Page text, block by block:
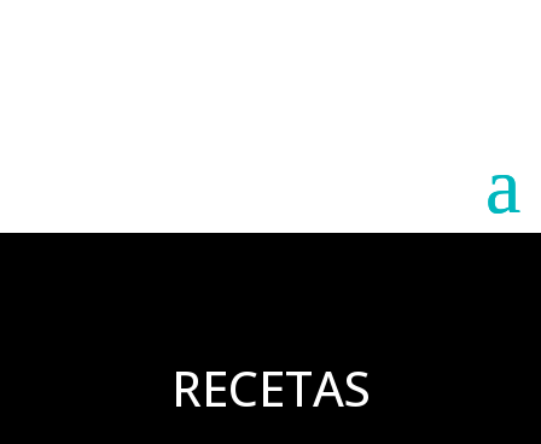
RECETAS